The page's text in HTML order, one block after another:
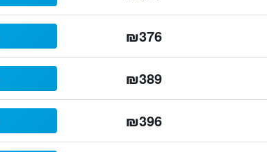
₪376
₪389
₪396